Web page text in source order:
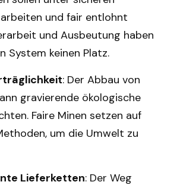
und fair entlohnt
und Ausbeutung haben
System keinen Platz.
: Der Abbau von
gravierende ökologische
Faire Minen setzen auf
um die Umwelt zu
Lieferketten: Der Weg